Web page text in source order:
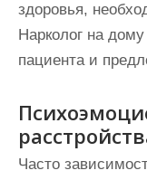
здоровья,
Нарколог на
пациента и
Часто